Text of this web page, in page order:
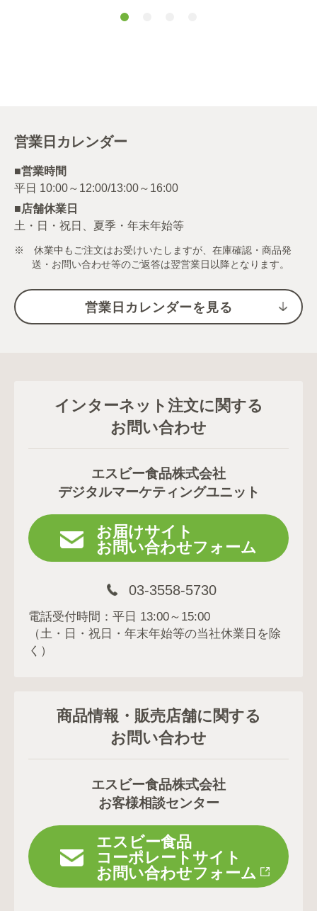
肪・食後血糖値
営業日カレンダー
■営業時間
■店舗休業日
土・日・祝日、夏季・年末年始等
※ 休業中もご注文はお受けいたしますが、在庫確認・商品発
送・お問い合わせ等のご返答は翌営業日以降となります。
営業日カレンダーを見る
インターネット注文に関する
お問い合わせ
エスビー食品株式会社
デジタルマーケティングユニット
お届けサイト
お問い合わせフォーム
03-3558-5730
電話受付時間：平日 13:00～15:00
（土・日・祝日・年末年始等の当社休業日を除
く）
商品情報・販売店舗に関する
お問い合わせ
エスビー食品株式会社
お客様相談センター
エスビー食品
コーポレートサイト
お問い合わせフォーム